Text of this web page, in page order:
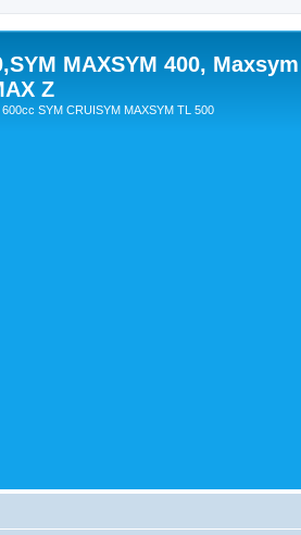
MAXSYM 400, Maxsym
Z
SYM CRUISYM MAXSYM TL 500